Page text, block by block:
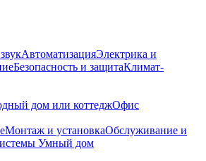
АвтоматизацияЭлектрика и
Безопасность и защитаКлимат-
дом или коттеджОфис
Монтаж и установкаОбслуживание и
Умный дом